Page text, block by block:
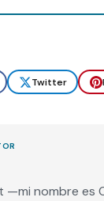
Twitter
—mi nombre es